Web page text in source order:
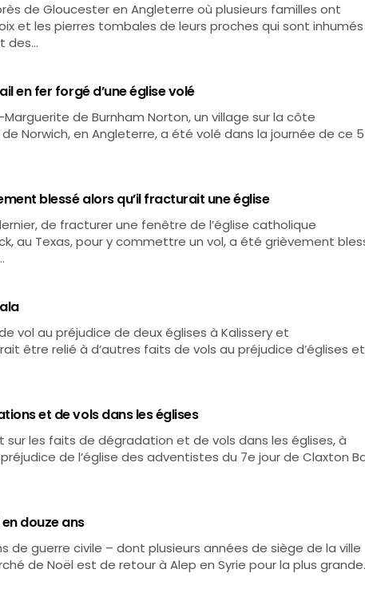
de Gloucester en Angleterre où plusieurs familles ont
et les pierres tombales de leurs proches qui sont inhumés
des…
en fer forgé d’une église volé
de Burnham Norton, un village sur la côte
Norwich, en Angleterre, a été volé dans la journée de ce 5
blessé alors qu’il fracturait une église
de fracturer une fenêtre de l’église catholique
au Texas, pour y commettre un vol, a été grièvement
vol au préjudice de deux églises à Kalissery et
être relié à d’autres faits de vols au préjudice d’églises et
et de vols dans les églises
sur les faits de dégradation et de vols dans les églises, à
de l’église des adventistes du 7e jour de Claxton
douze ans
de guerre civile – dont plusieurs années de siège de la ville
de Noël est de retour à Alep en Syrie pour la plus